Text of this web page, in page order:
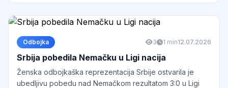
Odbojka 3 1 min12.07.2026
Srbija pobedila Nemačku u Ligi nacija
Ženska odbojkaška reprezentacija Srbije ostvarila je
ubedljivu pobedu nad Nemačkom rezultatom 3:0 u Ligi